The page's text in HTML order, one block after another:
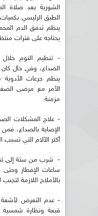
الشوربة بعد صلاة
الطبق الرئيسي
ينظم تدفق الدم
يحتاجه على فترات
- تنظيم النوم
الصداع، وفي حال كان
ينظم جرعات
الأمر مع مرضى
مزمنة.
- علاج المشكلات
الإصابة بالصداع،
أكثر الآلام التي تسبب
- شرب من ستة إلى
ساعات الإفطار وحتى
بالأملاح اللازمة
- عدم التعرض لأشعة
قبعة ونظارة شمسية